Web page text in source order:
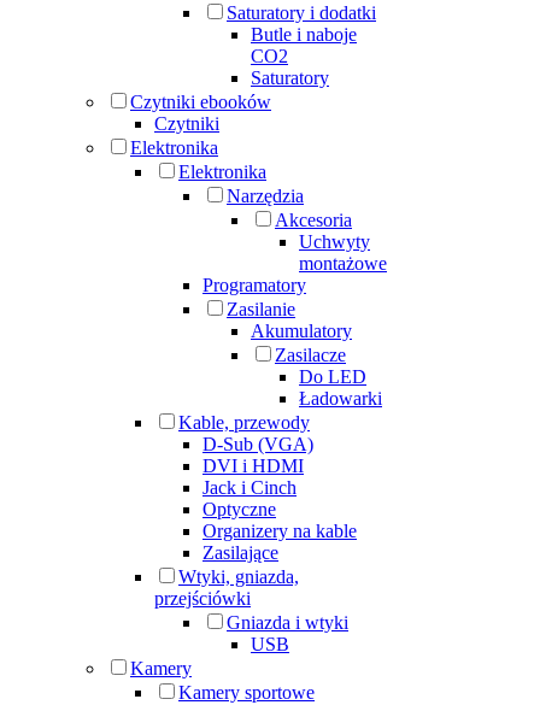
Saturatory i dodatki
Butle i naboje
CO2
Saturatory
Czytniki ebooków
Czytniki
Elektronika
Elektronika
Narzędzia
Akcesoria
Uchwyty
montażowe
Programatory
Zasilanie
Akumulatory
Zasilacze
Do LED
Ładowarki
Kable, przewody
D-Sub (VGA)
DVI i HDMI
Jack i Cinch
Optyczne
Organizery na kable
Zasilające
Wtyki, gniazda,
przejściówki
Gniazda i wtyki
USB
Kamery
Kamery sportowe